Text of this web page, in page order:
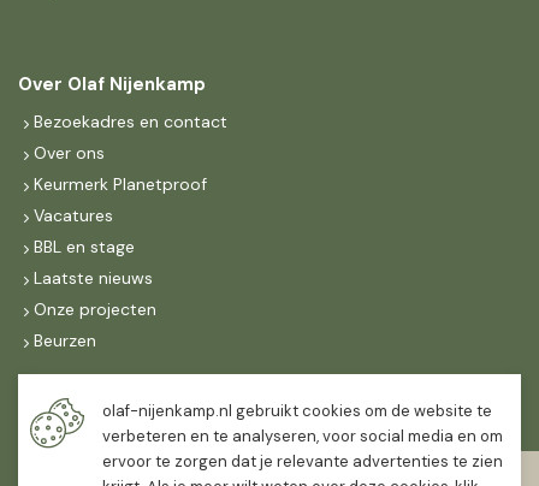
Over Olaf Nijenkamp
Bezoekadres en contact
Over ons
Keurmerk Planetproof
Vacatures
BBL en stage
Laatste nieuws
Onze projecten
Beurzen
Maandag t/m vrijdag
07:30-
16:30
olaf-nijenkamp.nl gebruikt cookies om de website te
verbeteren en te analyseren, voor social media en om
ervoor te zorgen dat je relevante advertenties te zien